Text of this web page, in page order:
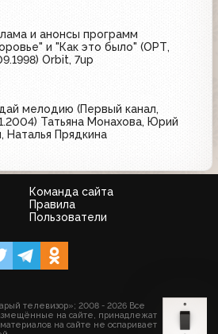
и анонсы программ
и "Как это было" (ОРТ,
Orbit, 7up
мелодию (Первый канал,
Татьяна Монахова, Юрий
Наталья Прядкина
Команда сайта
Правила
Пользователи
телевизор»; 2008 - 2026 Все
на сайте, принадлежат
на сайте не оспаривает